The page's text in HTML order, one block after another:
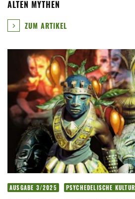
ALTEN MYTHEN
ZUM ARTIKEL
AUSGABE 3/2025 PSYCHEDELISCHE KULTUR